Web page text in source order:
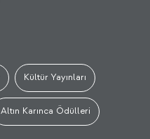
Kültür Yayınları
Altın Karınca Ödülleri